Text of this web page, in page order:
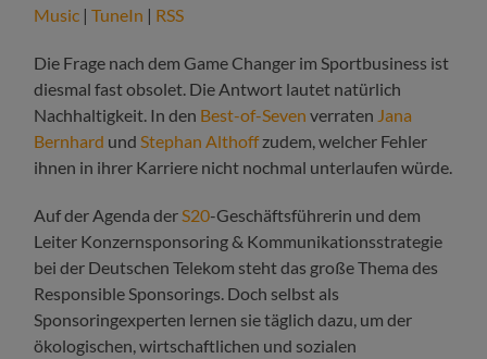
Music |TuneIn | RSS
Die Frage nach dem Game Changer im Sportbusiness ist
diesmal fast obsolet. Die Antwort lautet natürlich
Nachhaltigkeit. In den Best-of-Seven verraten Jana
Bernhard und Stephan Althoffzudem, welcher Fehler
ihnen in ihrer Karriere nicht nochmal unterlaufen würde.
Auf der Agenda der S20-Geschäftsführerin und dem
Leiter Konzernsponsoring & Kommunikationsstrategie
bei der Deutschen Telekom steht das große Thema des
Responsible Sponsorings. Doch selbst als
Sponsoringexperten lernen sie täglich dazu, um der
ökologischen, wirtschaftlichen und sozialen